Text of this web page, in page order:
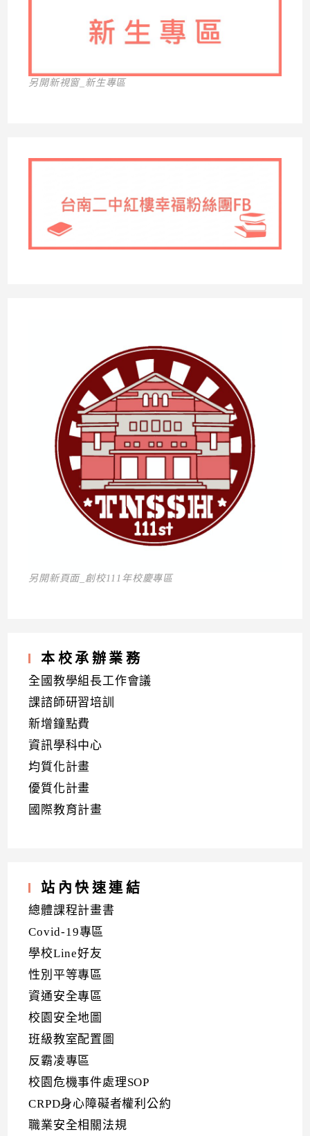
另開新視窗_新生專區
另開新頁面_創校111年校慶專區
本校承辦業務
全國教學組長工作會議
課諮師研習培訓
新增鐘點費
資訊學科中心
均質化計畫
優質化計畫
國際教育計畫
站內快速連結
總體課程計畫書
Covid-19專區
學校Line好友
性別平等專區
資通安全專區
校園安全地圖
班級教室配置圖
反霸凌專區
校園危機事件處理SOP
CRPD身心障礙者權利公約
職業安全相關法規